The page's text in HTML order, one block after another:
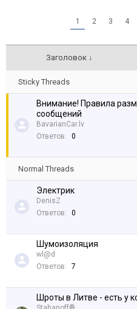
1 2 3 4
Заголовок ↓
Sticky Threads
Внимание! Правила
сообщений
BavarianCar.lv
Ответов:
0
Normal Threads
Электрик
DenisZ
Ответов:
0
Шумоизоляция
wl@d
Ответов:
7
Шроты в Литве - есть у